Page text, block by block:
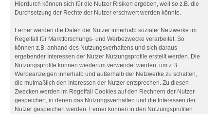
Hierdurch können sich für die Nutzer Risiken ergeben, weil so z.B. die
Durchsetzung der Rechte der Nutzer erschwert werden könnte.
Ferner werden die Daten der Nutzer innerhalb sozialer Netzwerke im
Regelfall für Marktforschungs- und Werbezwecke verarbeitet. So
können z.B. anhand des Nutzungsverhaltens und sich daraus
ergebender Interessen der Nutzer Nutzungsprofile erstellt werden. Die
Nutzungsprofile können wiederum verwendet werden, um z.B.
Werbeanzeigen innerhalb und außerhalb der Netzwerke zu schalten,
die mutmaßlich den Interessen der Nutzer entsprechen. Zu diesen
Zwecken werden im Regelfall Cookies auf den Rechnern der Nutzer
gespeichert, in denen das Nutzungsverhalten und die Interessen der
Nutzer gespeichert werden. Ferner können in den Nutzungsprofilen